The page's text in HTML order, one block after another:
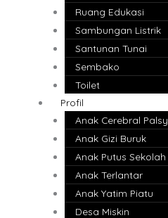
Ruang Edukasi
Sambungan Listrik
Santunan Tunai
Sembako
Toilet
Profil
Anak Cerebral Palsy
Anak Gizi Buruk
Anak Putus Sekolah
Anak Terlantar
Anak Yatim Piatu
Desa Miskin